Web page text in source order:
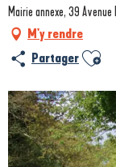
Mairie annexe, 39
M'y rendre
Partager Ajouter